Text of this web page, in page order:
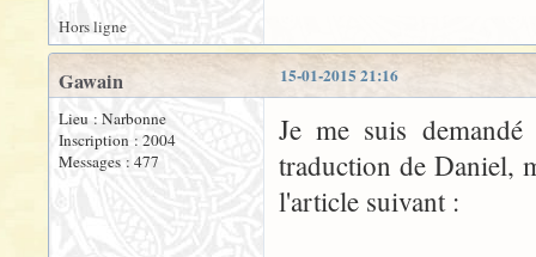
Hors ligne
15-01-2015 21:16
Gawain
Lieu : Narbonne
Inscription : 2004
Messages : 477
Je me suis
traduction de Daniel,
l'article suivant :